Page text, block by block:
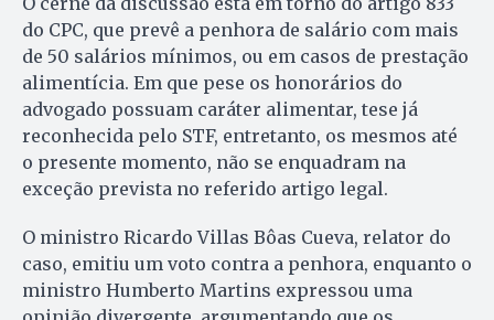
do CPC, que prevê a penhora de salário com mais
de 50 salários mínimos, ou em casos de prestação
alimentícia. Em que pese os honorários do
advogado possuam caráter alimentar, tese já
reconhecida pelo STF, entretanto, os mesmos até
o presente momento, não se enquadram na
exceção prevista no referido artigo legal.
O ministro Ricardo Villas Bôas Cueva, relator do
caso, emitiu um voto contra a penhora, enquanto o
ministro Humberto Martins expressou uma